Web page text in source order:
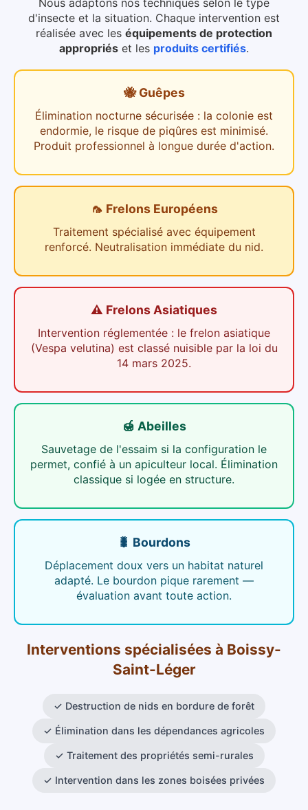
Nous adaptons nos techniques selon le type
d'insecte et la situation. Chaque intervention est
réalisée avec les équipements de protection
appropriés et les produits certifiés.
🐝 Guêpes
Élimination nocturne sécurisée : la colonie est
endormie, le risque de piqûres est minimisé.
Produit professionnel à longue durée d'action.
🦟 Frelons Européens
Traitement spécialisé avec équipement
renforcé. Neutralisation immédiate du nid.
⚠️ Frelons Asiatiques
Intervention réglementée : le frelon asiatique
(Vespa velutina) est classé nuisible par la loi du
14 mars 2025.
🍯 Abeilles
Sauvetage de l'essaim si la configuration le
permet, confié à un apiculteur local. Élimination
classique si logée en structure.
🐛 Bourdons
Déplacement doux vers un habitat naturel
adapté. Le bourdon pique rarement —
évaluation avant toute action.
Interventions spécialisées à Boissy-
Saint-Léger
✓ Destruction de nids en bordure de forêt
✓ Élimination dans les dépendances agricoles
✓ Traitement des propriétés semi-rurales
✓ Intervention dans les zones boisées privées